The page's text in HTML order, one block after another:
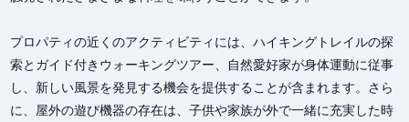
プロパティの近くのアクティビティには、ハイキングトレイルの探
索とガイド付きウォーキングツアー、自然愛好家が身体運動に従事
し、新しい風景を発見する機会を提供することが含まれます。さら
に、屋外の遊び機器の存在は、子供や家族が外で一緒に充実した時